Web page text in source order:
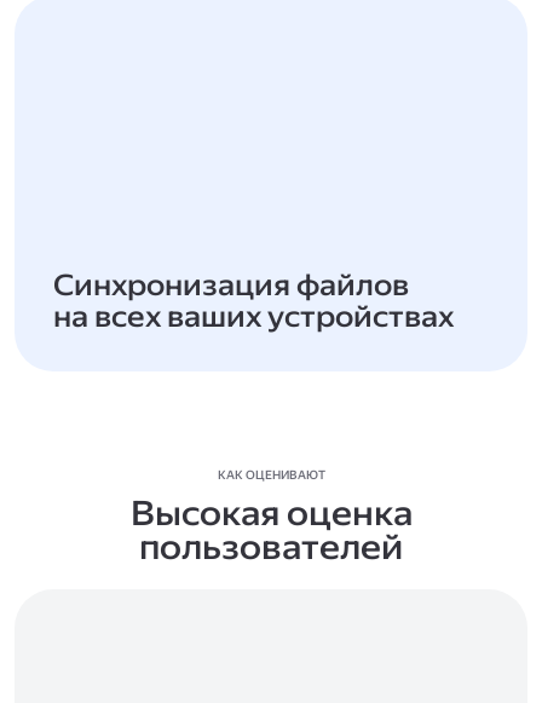
Синхронизация файлов
на всех ваших устройствах
КАК ОЦЕНИВАЮТ
Высокая оценка
пользователей